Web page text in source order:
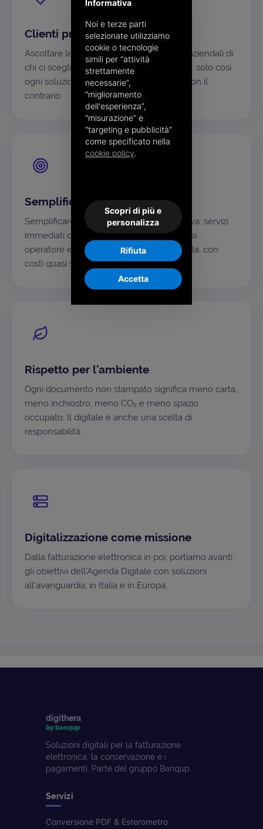
Clienti prima di tutto
Ascoltare le esigenze e capire i processi aziendali di
chi ci sceglie è il nostro punto di partenza: solo così
ogni soluzione si adatta al singolo caso, non il
contrario.
Semplificare, sempre
Semplificare è la nostra ossessione positiva: servizi
immediati da usare, alla portata di qualsiasi
operatore e sostenibili anche su larga scala, con
costi quasi solo variabili.
Rispetto per l'ambiente
Ogni documento non stampato significa meno carta,
meno inchiostro, meno CO₂ e meno spazio
occupato. Il digitale è anche una scelta di
responsabilità.
Digitalizzazione come missione
Dalla fatturazione elettronica in poi, portiamo avanti
gli obiettivi dell'Agenda Digitale con soluzioni
all'avanguardia, in Italia e in Europa.
digithera
by banqup
Soluzioni digitali per la fatturazione
elettronica, la conservazione e i
pagamenti. Parte del gruppo Banqup.
Servizi
Conversione PDF & Esterometro
Informativa
Noi e terze parti
selezionate utilizziamo
cookie o tecnologie
simili per “attività
strettamente
necessarie”,
“miglioramento
dell'esperienza”,
“misurazione” e
“targeting e pubblicità”
come specificato nella
cookie policy.
Scopri di più e
personalizza
Rifiuta
Accetta